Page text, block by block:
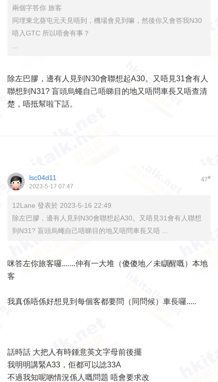
兩個字答你 旅客
同埋東北葵屯元天見唔到，機場會見到嘛，然後你又會答我N30
唔入GTC 所以唔會有事？
除左巴膠，邊有人見到N30會聯想起A30。又唔見31會有人
聯想到N31? 盲頭烏蠅自己唔睇目的地又唔問車長又唔查清
楚，唔抵幫啦下話。
47#
lsc04d11
2023-5-17 07:47
12Lane 發表於 2023-5-16 22:49
除左巴膠，邊有人見到N30會聯想起A30。又唔見31會有人聯想
到N31? 盲頭烏蠅自己唔睇目的地又唔問車長又唔 ...
咪答左你旅客囉.......仲有一大堆（傻傻地／未瞓醒嘅）本地
客
我真係唔係好想見到每個客都要問（同問候）車長囉.....
話時話 大把人有時鍾意英文字母前後擺
我明明講緊A33，佢都可以諗33A
不過我知呢啲情況係人嘅問題 唔會要求改